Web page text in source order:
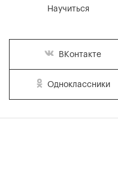
Научиться
ВКонтакте
Одноклассники